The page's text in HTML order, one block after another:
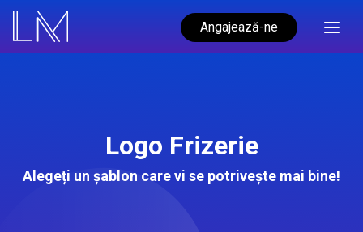
Angajează-ne
Logo Frizerie
Alegeți un șablon care vi se potrivește mai bine!